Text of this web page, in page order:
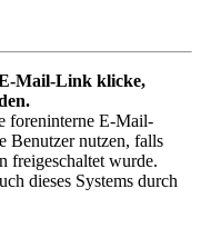
Mail-Link klicke,
foreninterne E-Mail-
Benutzer nutzen, falls
freigeschaltet wurde.
dieses Systems durch